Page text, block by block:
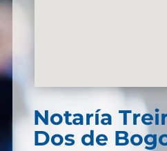
Notaría
Dos de